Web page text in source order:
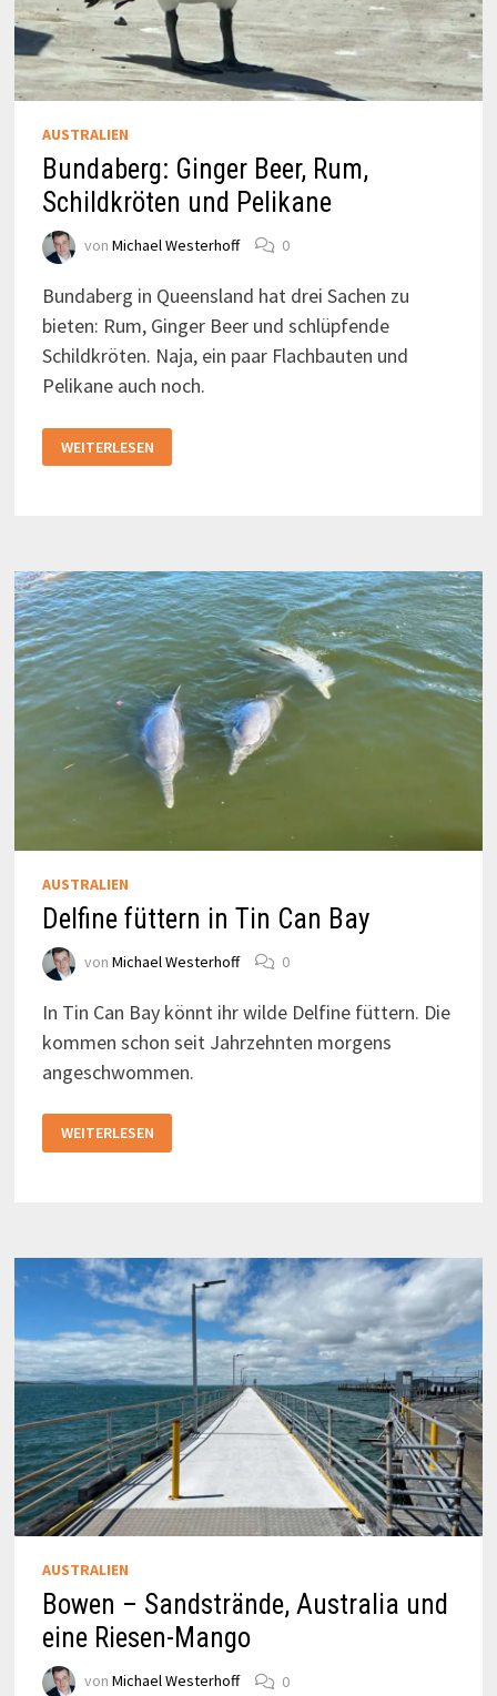
AUSTRALIEN
Bundaberg: Ginger Beer, Rum,
Schildkröten und Pelikane
von Michael Westerhoff 0
Bundaberg in Queensland hat drei Sachen zu
bieten: Rum, Ginger Beer und schlüpfende
Schildkröten. Naja, ein paar Flachbauten und
Pelikane auch noch.
GINGER
BEER,
WEITERLESEN
AUSTRALIEN
Delfine füttern in Tin Can Bay
von Michael Westerhoff 0
In Tin Can Bay könnt ihr wilde Delfine füttern. Die
kommen schon seit Jahrzehnten morgens
angeschwommen.
FÜTTERN
IN
WEITERLESEN
AUSTRALIEN
Bowen – Sandstrände, Australia und
eine Riesen-Mango
von Michael Westerhoff 0